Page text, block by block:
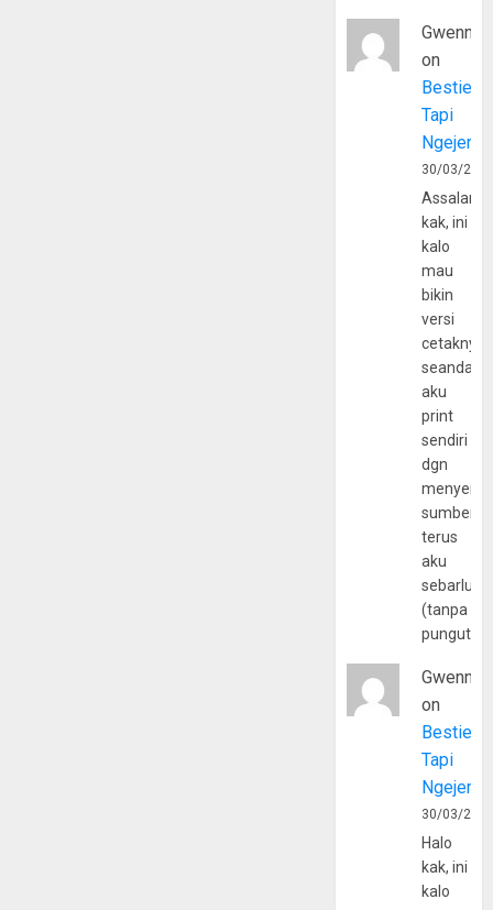
Gwenny
on
Bestie
Tapi
30/03/
kak, ini
kalo
mau
bikin
versi
cetaknya
aku
print
sendiri
dgn
sumber
terus
aku
(tanpa
Gwenny
on
Bestie
Tapi
30/03/
Halo
kak, ini
kalo